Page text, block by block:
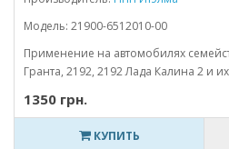
Модель: 21900-6512010-00
Применение на автомобилях
Гранта, 2192, 2192 Лада Калина 2 и
1350 грн.
КУПИТЬ